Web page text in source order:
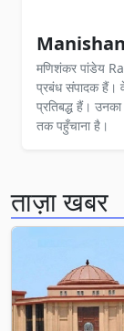
मणिशंकर पांडेय
प्रबंध संपादक हैं।
प्रतिबद्ध हैं।
तक पहुँचाना है।
ताज़ा खबर